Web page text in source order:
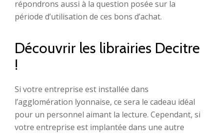
répondrons aussi à la question posée sur la
période d’utilisation de ces bons d’achat.
Découvrir les librairies Decitre
!
Si votre entreprise est installée dans
l’agglomération lyonnaise, ce sera le cadeau idéal
pour un personnel aimant la lecture. Cependant, si
votre entreprise est implantée dans une autre